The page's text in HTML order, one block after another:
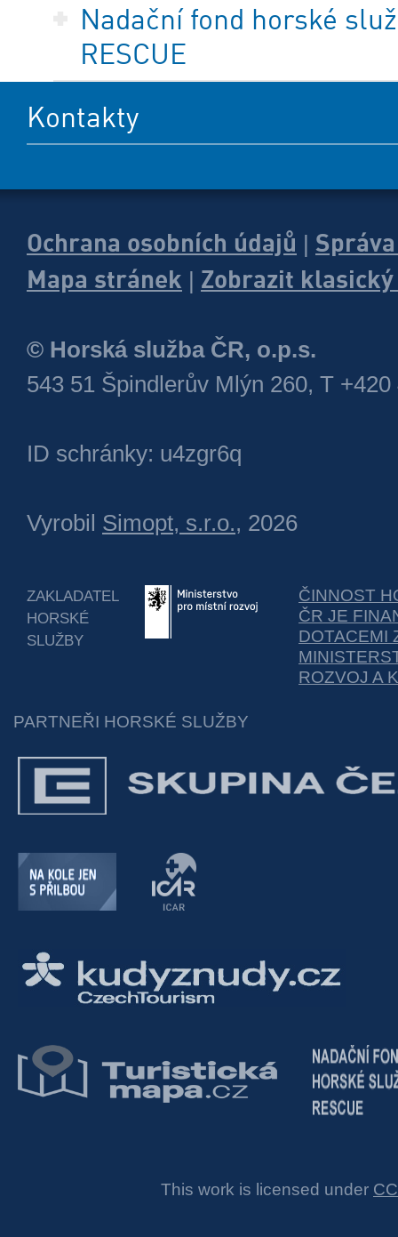
Nadační fond horské
RESCUE
Kontakty
Ochrana osobních údajů
Mapa stránek
Zobrazit
© Horská služba ČR, o.p.s.
543 51 Špindlerův Mlýn 260, T +420
ID schránky: u4zgr6q
Vyrobil Simopt, s.r.o., 2026
ZAKLADATEL
HORSKÉ
SLUŽBY
ČINNOST
ČR JE
DOTACEMI
ROZVOJ A
PARTNEŘI HORSKÉ SLUŽBY
This work is licensed under